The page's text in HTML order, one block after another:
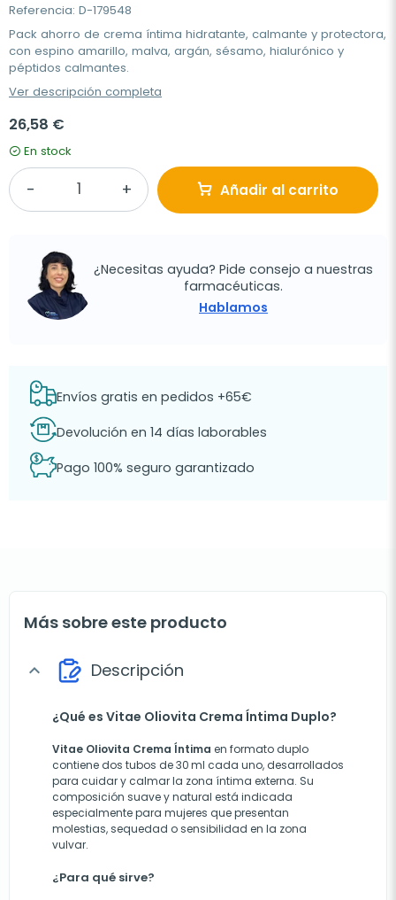
Referencia: D-179548
Pack ahorro de crema íntima hidratante, calmante y protectora,
con espino amarillo, malva, argán, sésamo, hialurónico y
péptidos calmantes.
Ver descripción completa
26,58 €
En stock
Añadir al carrito
¿Necesitas ayuda? Pide consejo a nuestras
farmacéuticas.
Hablamos
Envíos gratis en pedidos +65€
Devolución en 14 días laborables
Pago 100% seguro garantizado
Más sobre este producto
expand_more Descripción
¿Qué es Vitae Oliovita Crema Íntima Duplo?
Vitae Oliovita Crema Íntima en formato duplo
contiene dos tubos de 30 ml cada uno, desarrollados
para cuidar y calmar la zona íntima externa. Su
composición suave y natural está indicada
especialmente para mujeres que presentan
molestias, sequedad o sensibilidad en la zona
vulvar.
¿Para qué sirve?